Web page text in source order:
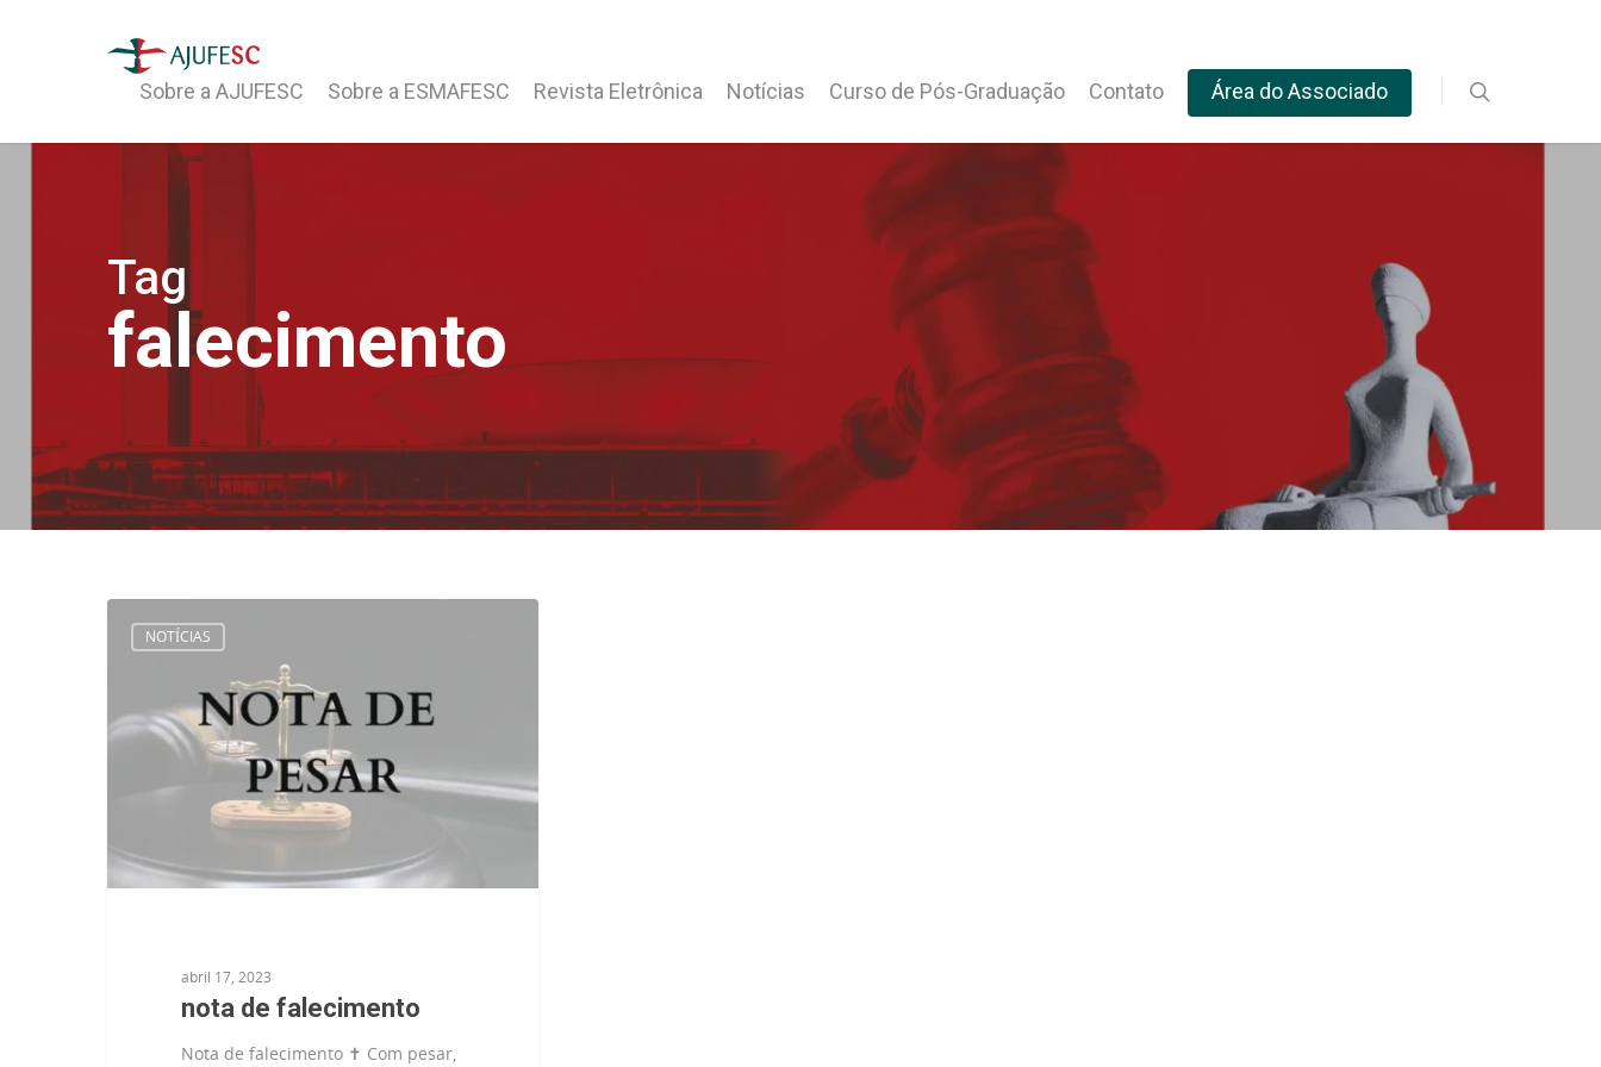
Sobre a AJUFESC Sobre a ESMAFESC Revista Eletrônica Notícias Curso de Pós-Graduação Contato Área do Associado
Tag
falecimento
NOTÍCIAS
abril 17, 2023
nota de falecimento
Nota de falecimento ✝️ Com pesar,